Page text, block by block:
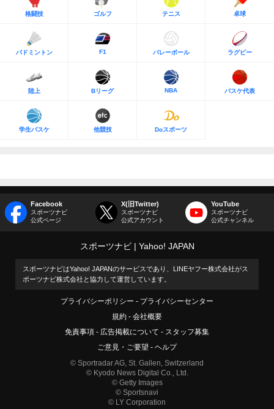
格闘技 ゴルフ テニス 卓球
バドミントン F1 バレーボール ラグビー
陸上 Bリーグ NBA バスケ代表
学生バスケ 他競技 Doスポーツ
Facebook
スポーツナビ
公式ページ
X(旧Twitter)
スポーツナビ
公式アカウント
YouTube
スポーツナビ
公式チャンネル
スポーツナビ Yahoo! JAPAN
スポーツナビはYahoo! JAPANのサービスであり、LINEヤフー株式会社がス
ポーツナビ株式会社と協力して運営しています。
プライバシーポリシー
プライバシーセンター
規約
会社概要
免責事項
広告掲載について
スタッフ募集
ご意見・ご要望
ヘルプ
© Sportradar AG, St. Gallen, Switzerland
© Kyodo News Digital Co., Ltd.
© Getty Images
© Sportsnavi
© LY Corporation